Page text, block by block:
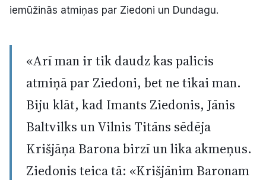
iemūžinās atmiņas par Ziedoni un Dundagu.
«Arī man ir tik daudz kas palicis
atmiņā par Ziedoni, bet ne tikai man.
Biju klāt, kad Imants Ziedonis, Jānis
Baltvilks un Vilnis Titāns sēdēja
Krišjāņa Barona birzī un lika akmeņus.
Ziedonis teica tā: «Krišjānim Baronam